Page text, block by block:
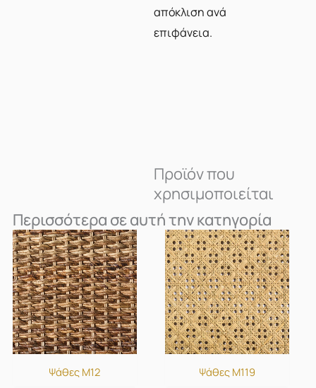
απόκλιση ανά
επιφάνεια.
Προϊόν που
χρησιμοποιείται
Περισσότερα σε αυτή την κατηγορία
Ψάθες M12 Ψάθες M119